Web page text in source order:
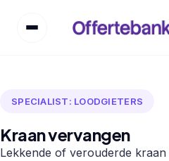
SPECIALIST: LOODGIETERS
Kraan vervangen
Lekkende of verouderde